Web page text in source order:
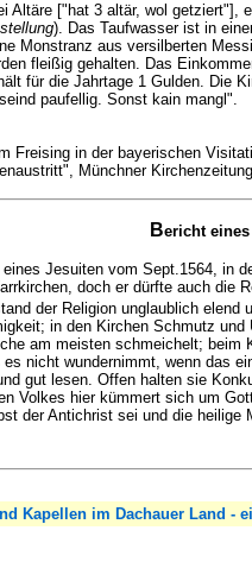
Altäre ["hat 3 altär, wol getziert"],
). Das Taufwasser ist in
Monstranz aus versilberten
fleißig gehalten. Das
für die Jahrtage 1 Gulden. Die
paufellig. Sonst kain mangl".
Freising in der bayerischen
Münchner
Bericht
Jesuiten vom Sept.1564, in
doch er dürfte auch die
der Religion unglaublich
in den Kirchen Schmutz
am meisten schmeichelt; beim
nicht wundernimmt, wenn das
gut lesen. Offen halten sie
Volkes hier kümmert sich um
der Antichrist sei und die heilige
Kapellen im Dachauer Land -